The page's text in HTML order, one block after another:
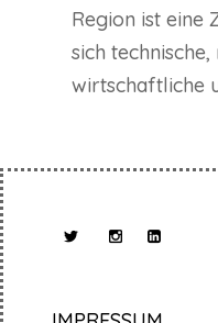
Region ist eine
sich
wirtschaftliche